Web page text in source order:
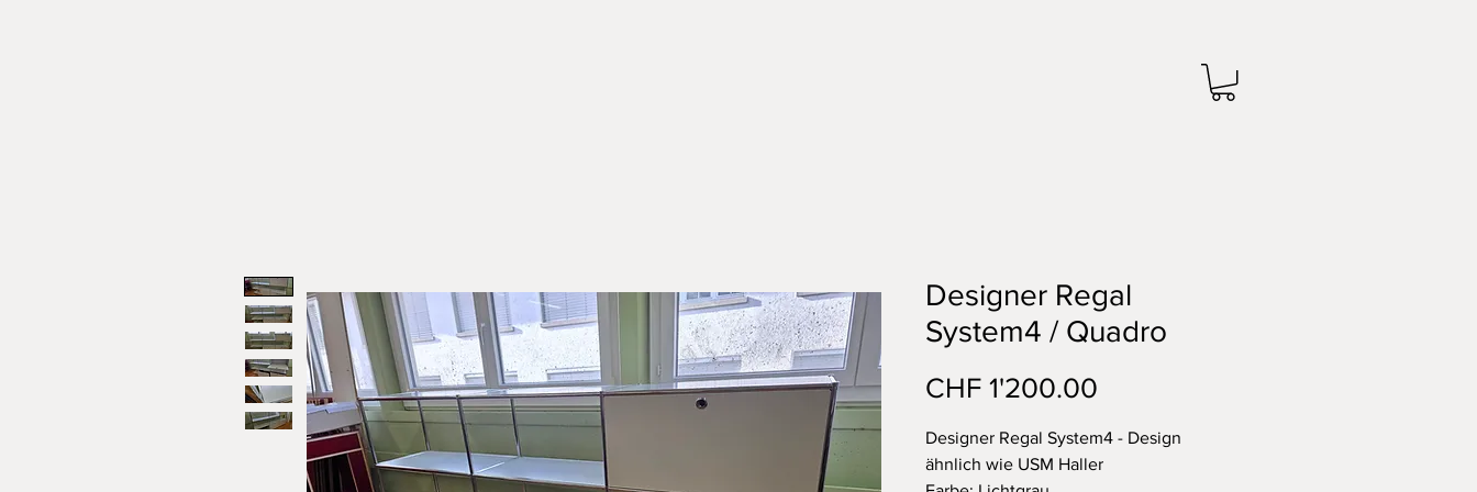
Designer Regal
System4 / Quadro
CHF 1'200.00
Designer Regal System4 - Design
ähnlich wie USM Haller